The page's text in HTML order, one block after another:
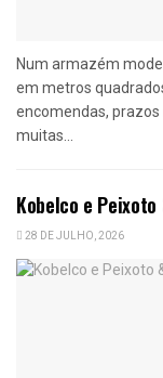
Num armazém
em metros
encomendas,
muitas...
Kobelco e
28 DE JULHO, 2026